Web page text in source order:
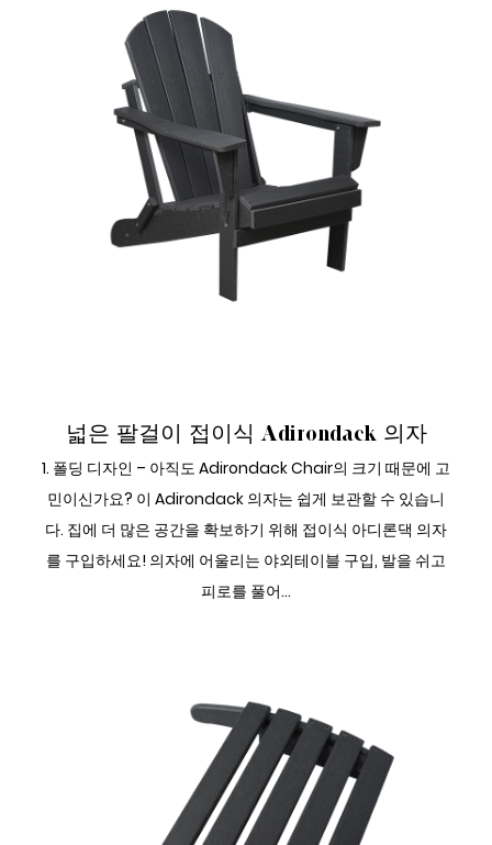
넓은 팔걸이 접이식 Adirondack 의자
1. 폴딩 디자인 – 아직도 Adirondack Chair의 크기 때문에 고
민이신가요? 이 Adirondack 의자는 쉽게 보관할 수 있습니
다. 집에 더 많은 공간을 확보하기 위해 접이식 아디론댁 의자
를 구입하세요! 의자에 어울리는 야외테이블 구입, 발을 쉬고
피로를 풀어...